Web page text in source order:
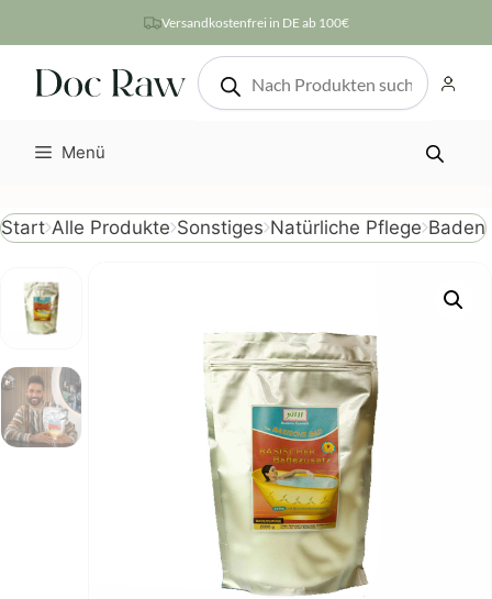
Inhalt
springen
Versandkostenfrei in DE ab 100€
Products
search
Menü
Start Alle Produkte Sonstiges Natürliche Pflege Baden